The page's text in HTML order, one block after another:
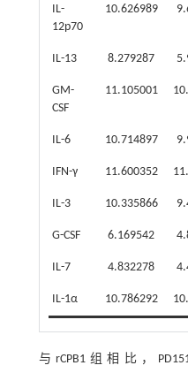
IL-
12p70
10.626989
IL-13 8.279287
GM-
CSF
11.105001
IL-6 10.714897
IFN-γ 11.600352
IL-3 10.335866
G-CSF 6.169542
IL-7 4.832278
IL-1α 10.786292
与rCPB1组相比，